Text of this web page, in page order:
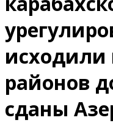
исходили
районов
сданы